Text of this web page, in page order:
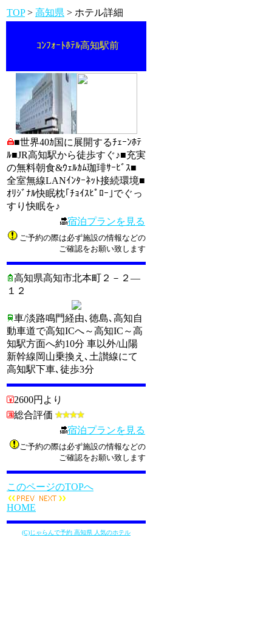
TOP> 高知県 > ホテル詳細
ｺﾝﾌｫｰﾄﾎﾃﾙ高知駅前
■世界40ｶ国に展開するﾁｪｰﾝﾎﾃ
ﾙ■JR高知駅から徒歩すぐ♪■充実
の無料朝食&ｳｪﾙｶﾑ珈琲ｻｰﾋﾞｽ■
全室無線LANｲﾝﾀｰﾈｯﾄ接続環境■
ｵﾘｼﾞﾅﾙ快眠枕｢ﾁｮｲｽﾋﾟﾛｰ｣でぐっ
すり快眠を♪
宿泊プランを見る
ご予約の際は必ず施設の情報などの
ご確認をお願い致します
高知県高知市北本町２－２―
１２
車/淡路鳴門経由､徳島､高知自
動車道で高知ICへ～高知IC～高
知駅方面へ約10分 車以外/山陽
新幹線岡山乗換え､土讃線にて
高知駅下車､徒歩3分
2600円より
総合評価
宿泊プランを見る
ご予約の際は必ず施設の情報などの
ご確認をお願い致します
このページのTOPへ
HOME
(C)じゃらんで予約 高知県 人気のホテル